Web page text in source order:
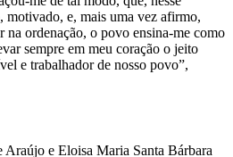
motivado, e, mais uma vez afirmo,
na ordenação, o povo ensina-me como
sempre em meu coração o jeito
e trabalhador de nosso povo”,
e Eloisa Maria Santa Bárbara